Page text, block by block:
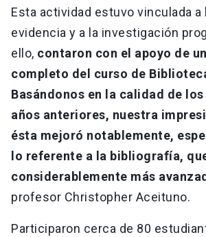
Esta actividad estuvo vinculada a
evidencia y a la investigación
ello, contaron con el apoyo de
completo del curso de
Basándonos en la calidad de
años anteriores, nuestra
ésta mejoró notablemente,
lo referente a la bibliografía,
considerablemente más
profesor Christopher Aceituno.
Participaron cerca de 80